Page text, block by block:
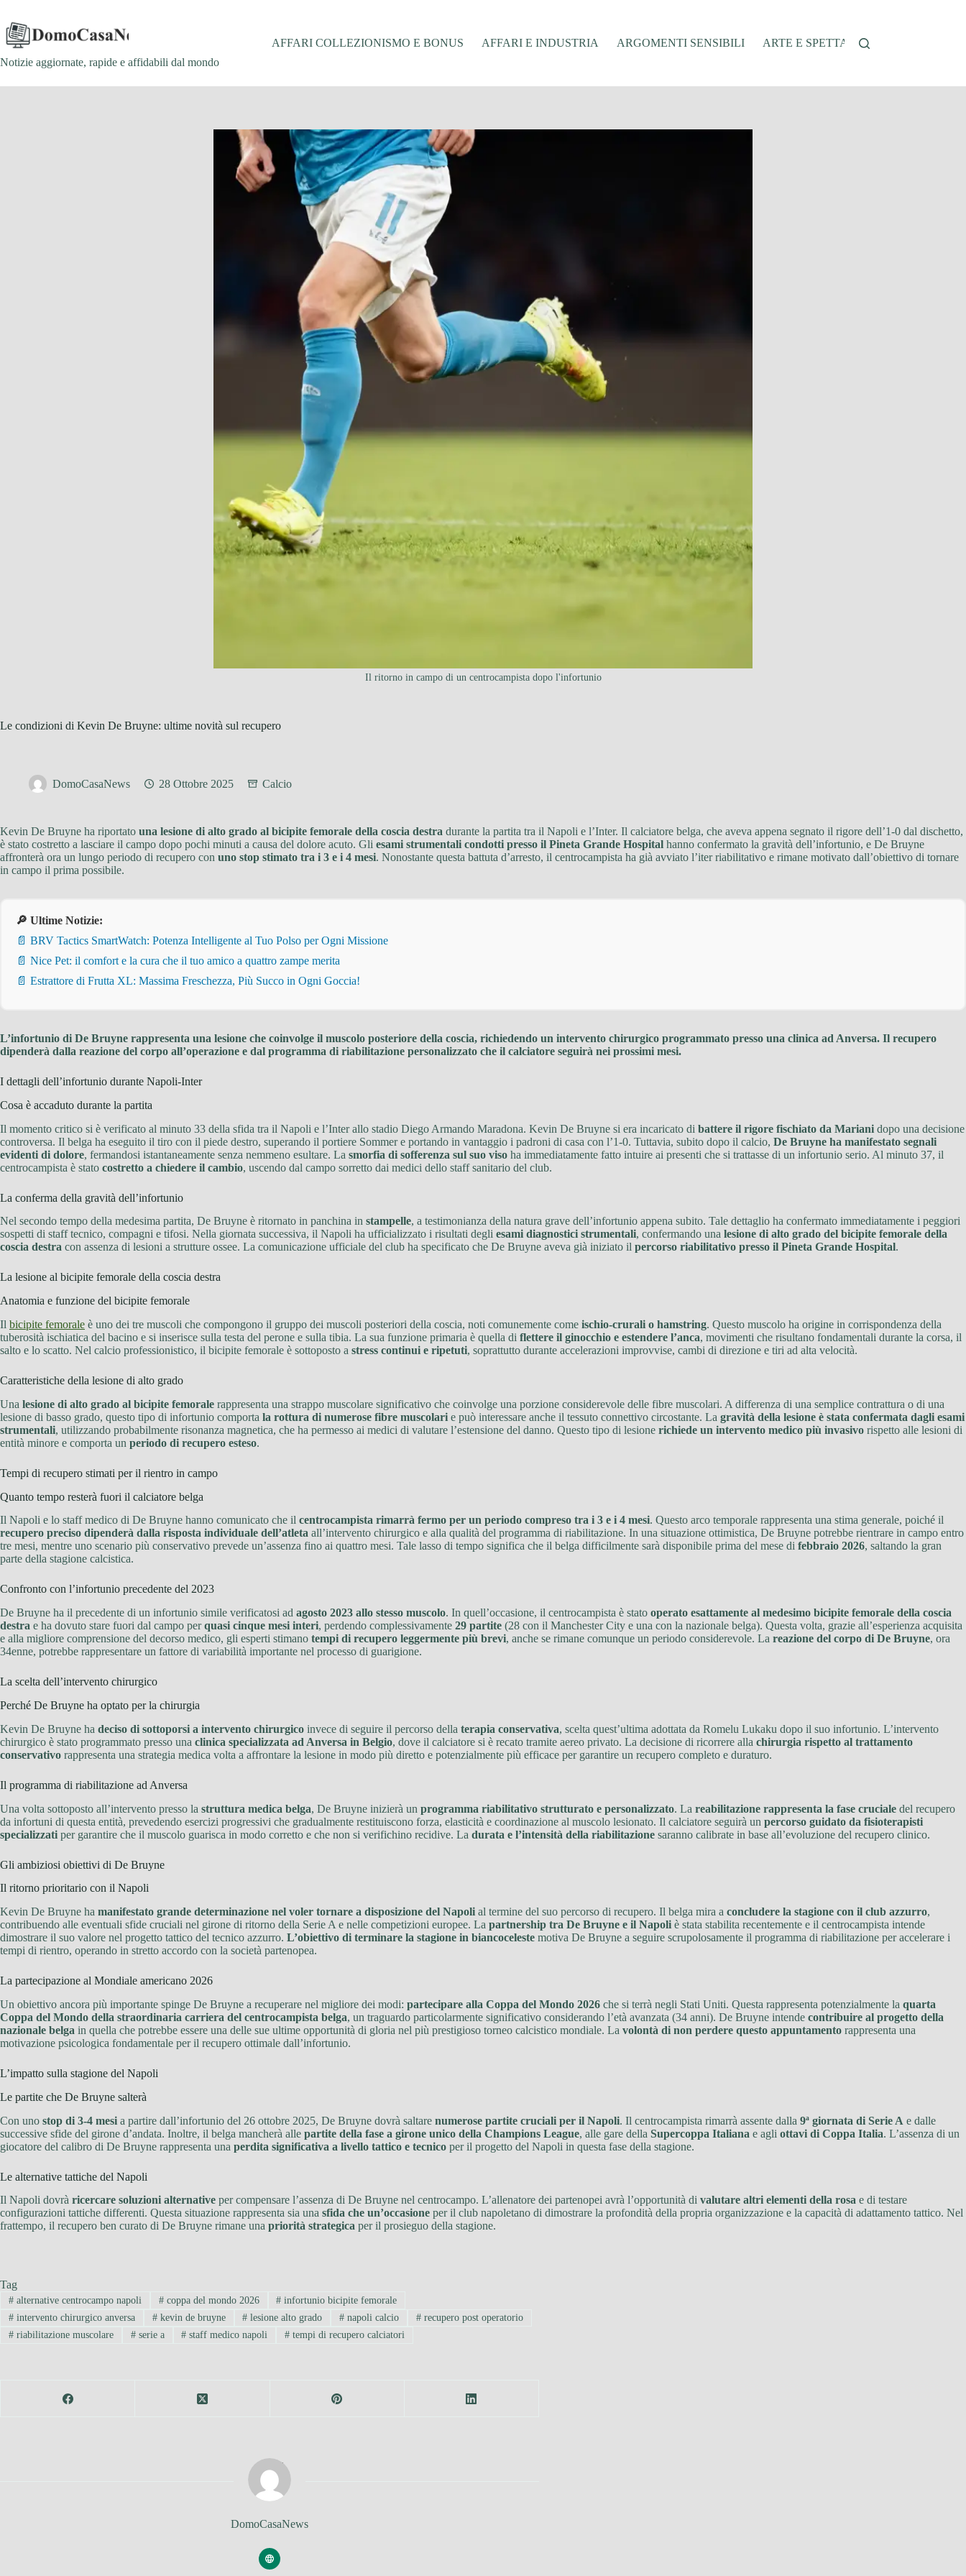
contenuto
Notizie aggiornate, rapide e affidabili dal mondo
AFFARI COLLEZIONISMO E BONUS AFFARI E INDUSTRIA ARGOMENTI SENSIBILI ARTE E SPETTACOLO
Il ritorno in campo di un centrocampista dopo l'infortunio
Le condizioni di Kevin De Bruyne: ultime novità sul recupero
DomoCasaNews 28 Ottobre 2025 Calcio
Kevin De Bruyne ha riportato una lesione di alto grado al bicipite femorale della coscia destra durante la partita tra il Napoli e l’Inter. Il calciatore belga, che aveva appena segnato il rigore dell’1-0 dal dischetto,
è stato costretto a lasciare il campo dopo pochi minuti a causa del dolore acuto. Gli esami strumentali condotti presso il Pineta Grande Hospital hanno confermato la gravità dell’infortunio, e De Bruyne
affronterà ora un lungo periodo di recupero con uno stop stimato tra i 3 e i 4 mesi. Nonostante questa battuta d’arresto, il centrocampista ha già avviato l’iter riabilitativo e rimane motivato dall’obiettivo di tornare
in campo il prima possibile.
🔎 Ultime Notizie:
📄 BRV Tactics SmartWatch: Potenza Intelligente al Tuo Polso per Ogni Missione
📄 Nice Pet: il comfort e la cura che il tuo amico a quattro zampe merita
📄 Estrattore di Frutta XL: Massima Freschezza, Più Succo in Ogni Goccia!
L’infortunio di De Bruyne rappresenta una lesione che coinvolge il muscolo posteriore della coscia, richiedendo un intervento chirurgico programmato presso una clinica ad Anversa. Il recupero
dipenderà dalla reazione del corpo all’operazione e dal programma di riabilitazione personalizzato che il calciatore seguirà nei prossimi mesi.
I dettagli dell’infortunio durante Napoli-Inter
Cosa è accaduto durante la partita
Il momento critico si è verificato al minuto 33 della sfida tra il Napoli e l’Inter allo stadio Diego Armando Maradona. Kevin De Bruyne si era incaricato di battere il rigore fischiato da Mariani dopo una decisione
controversa. Il belga ha eseguito il tiro con il piede destro, superando il portiere Sommer e portando in vantaggio i padroni di casa con l’1-0. Tuttavia, subito dopo il calcio, De Bruyne ha manifestato segnali
evidenti di dolore, fermandosi istantaneamente senza nemmeno esultare. La smorfia di sofferenza sul suo viso ha immediatamente fatto intuire ai presenti che si trattasse di un infortunio serio. Al minuto 37, il
centrocampista è stato costretto a chiedere il cambio, uscendo dal campo sorretto dai medici dello staff sanitario del club.
La conferma della gravità dell’infortunio
Nel secondo tempo della medesima partita, De Bruyne è ritornato in panchina in stampelle, a testimonianza della natura grave dell’infortunio appena subito. Tale dettaglio ha confermato immediatamente i peggiori
sospetti di staff tecnico, compagni e tifosi. Nella giornata successiva, il Napoli ha ufficializzato i risultati degli esami diagnostici strumentali, confermando una lesione di alto grado del bicipite femorale della
coscia destra con assenza di lesioni a strutture ossee. La comunicazione ufficiale del club ha specificato che De Bruyne aveva già iniziato il percorso riabilitativo presso il Pineta Grande Hospital.
La lesione al bicipite femorale della coscia destra
Anatomia e funzione del bicipite femorale
Il bicipite femorale è uno dei tre muscoli che compongono il gruppo dei muscoli posteriori della coscia, noti comunemente come ischio-crurali o hamstring. Questo muscolo ha origine in corrispondenza della
tuberosità ischiatica del bacino e si inserisce sulla testa del perone e sulla tibia. La sua funzione primaria è quella di flettere il ginocchio e estendere l’anca, movimenti che risultano fondamentali durante la corsa, il
salto e lo scatto. Nel calcio professionistico, il bicipite femorale è sottoposto a stress continui e ripetuti, soprattutto durante accelerazioni improvvise, cambi di direzione e tiri ad alta velocità.
Caratteristiche della lesione di alto grado
Una lesione di alto grado al bicipite femorale rappresenta una strappo muscolare significativo che coinvolge una porzione considerevole delle fibre muscolari. A differenza di una semplice contrattura o di una
lesione di basso grado, questo tipo di infortunio comporta la rottura di numerose fibre muscolari e può interessare anche il tessuto connettivo circostante. La gravità della lesione è stata confermata dagli esami
strumentali, utilizzando probabilmente risonanza magnetica, che ha permesso ai medici di valutare l’estensione del danno. Questo tipo di lesione richiede un intervento medico più invasivo rispetto alle lesioni di
entità minore e comporta un periodo di recupero esteso.
Tempi di recupero stimati per il rientro in campo
Quanto tempo resterà fuori il calciatore belga
Il Napoli e lo staff medico di De Bruyne hanno comunicato che il centrocampista rimarrà fermo per un periodo compreso tra i 3 e i 4 mesi. Questo arco temporale rappresenta una stima generale, poiché il
recupero preciso dipenderà dalla risposta individuale dell’atleta all’intervento chirurgico e alla qualità del programma di riabilitazione. In una situazione ottimistica, De Bruyne potrebbe rientrare in campo entro
tre mesi, mentre uno scenario più conservativo prevede un’assenza fino ai quattro mesi. Tale lasso di tempo significa che il belga difficilmente sarà disponibile prima del mese di febbraio 2026, saltando la gran
parte della stagione calcistica.
Confronto con l’infortunio precedente del 2023
De Bruyne ha il precedente di un infortunio simile verificatosi ad agosto 2023 allo stesso muscolo. In quell’occasione, il centrocampista è stato operato esattamente al medesimo bicipite femorale della coscia
destra e ha dovuto stare fuori dal campo perquasi cinque mesi interi, perdendo complessivamente 29 partite (28 con il Manchester City e una con la nazionale belga). Questa volta, grazie all’esperienza acquisita
e alla migliore comprensione del decorso medico, gli esperti stimano tempi di recupero leggermente più brevi, anche se rimane comunque un periodo considerevole. La reazione del corpo di De Bruyne, ora
34enne, potrebbe rappresentare un fattore di variabilità importante nel processo di guarigione.
La scelta dell’intervento chirurgico
Perché De Bruyne ha optato per la chirurgia
Kevin De Bruyne ha deciso di sottoporsi a intervento chirurgico invece di seguire il percorso della terapia conservativa, scelta quest’ultima adottata da Romelu Lukaku dopo il suo infortunio. L’intervento
chirurgico è stato programmato presso una clinica specializzata ad Anversa in Belgio, dove il calciatore si è recato tramite aereo privato. La decisione di ricorrere alla chirurgia rispetto al trattamento
conservativo rappresenta una strategia medica volta a affrontare la lesione in modo più diretto e potenzialmente più efficace per garantire un recupero completo e duraturo.
Il programma di riabilitazione ad Anversa
Una volta sottoposto all’intervento presso la struttura medica belga, De Bruyne inizierà un programma riabilitativo strutturato e personalizzato. La reabilitazione rappresenta la fase cruciale del recupero
da infortuni di questa entità, prevedendo esercizi progressivi che gradualmente restituiscono forza, elasticità e coordinazione al muscolo lesionato. Il calciatore seguirà un percorso guidato da fisioterapisti
specializzati per garantire che il muscolo guarisca in modo corretto e che non si verifichino recidive. La durata e l’intensità della riabilitazione saranno calibrate in base all’evoluzione del recupero clinico.
Gli ambiziosi obiettivi di De Bruyne
Il ritorno prioritario con il Napoli
Kevin De Bruyne ha manifestato grande determinazione nel voler tornare a disposizione del Napoli al termine del suo percorso di recupero. Il belga mira a concludere la stagione con il club azzurro,
contribuendo alle eventuali sfide cruciali nel girone di ritorno della Serie A e nelle competizioni europee. La partnership tra De Bruyne e il Napoli è stata stabilita recentemente e il centrocampista intende
dimostrare il suo valore nel progetto tattico del tecnico azzurro. L’obiettivo di terminare la stagione in biancoceleste motiva De Bruyne a seguire scrupolosamente il programma di riabilitazione per accelerare i
tempi di rientro, operando in stretto accordo con la società partenopea.
La partecipazione al Mondiale americano 2026
Un obiettivo ancora più importante spinge De Bruyne a recuperare nel migliore dei modi: partecipare alla Coppa del Mondo 2026 che si terrà negli Stati Uniti. Questa rappresenta potenzialmente la quarta
Coppa del Mondo della straordinaria carriera del centrocampista belga, un traguardo particolarmente significativo considerando l’età avanzata (34 anni). De Bruyne intende contribuire al progetto della
nazionale belga in quella che potrebbe essere una delle sue ultime opportunità di gloria nel più prestigioso torneo calcistico mondiale. La volontà di non perdere questo appuntamento rappresenta una
motivazione psicologica fondamentale per il recupero ottimale dall’infortunio.
L’impatto sulla stagione del Napoli
Le partite che De Bruyne salterà
Con uno stop di 3-4 mesi a partire dall’infortunio del 26 ottobre 2025, De Bruyne dovrà saltare numerose partite cruciali per il Napoli. Il centrocampista rimarrà assente dalla 9ª giornata di Serie A e dalle
successive sfide del girone d’andata. Inoltre, il belga mancherà alle partite della fase a girone unico della Champions League, alle gare della Supercoppa Italiana e agli ottavi di Coppa Italia. L’assenza di un
giocatore del calibro di De Bruyne rappresenta una perdita significativa a livello tattico e tecnico per il progetto del Napoli in questa fase della stagione.
Le alternative tattiche del Napoli
Il Napoli dovrà ricercare soluzioni alternative per compensare l’assenza di De Bruyne nel centrocampo. L’allenatore dei partenopei avrà l’opportunità di valutare altri elementi della rosa e di testare
configurazioni tattiche differenti. Questa situazione rappresenta sia una sfida che un’occasione per il club napoletano di dimostrare la profondità della propria organizzazione e la capacità di adattamento tattico. Nel
frattempo, il recupero ben curato di De Bruyne rimane una priorità strategica per il prosieguo della stagione.
Tag
#alternative centrocampo napoli #coppa del mondo 2026 # infortunio bicipite femorale
#intervento chirurgico anversa #kevin de bruyne # lesione alto grado # napoli calcio # recupero post operatorio
#riabilitazione muscolare #serie a # staff medico napoli # tempi di recupero calciatori
DomoCasaNews